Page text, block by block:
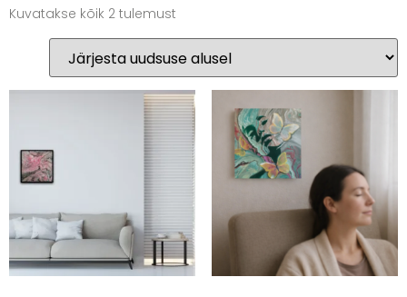
Kuvatakse kõik 2 tulemust